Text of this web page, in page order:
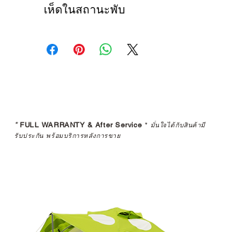
เห็ดในสถานะพับ
*FULL WARRANTY & After Service * มั่นใจได้กับสินค้ามี
รับประกัน พร้อมบริการหลังการขาย